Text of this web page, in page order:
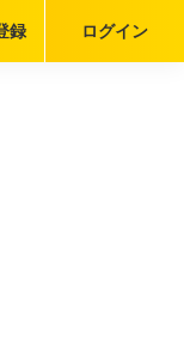
ログイン
録